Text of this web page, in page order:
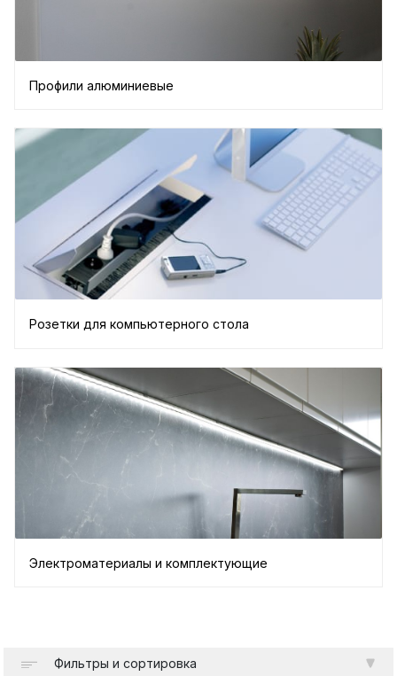
Профили алюминиевые
Розетки для компьютерного стола
Электроматериалы и комплектующие
Фильтры и сортировка